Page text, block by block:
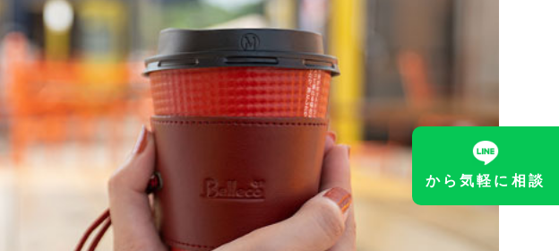
から気軽に相談